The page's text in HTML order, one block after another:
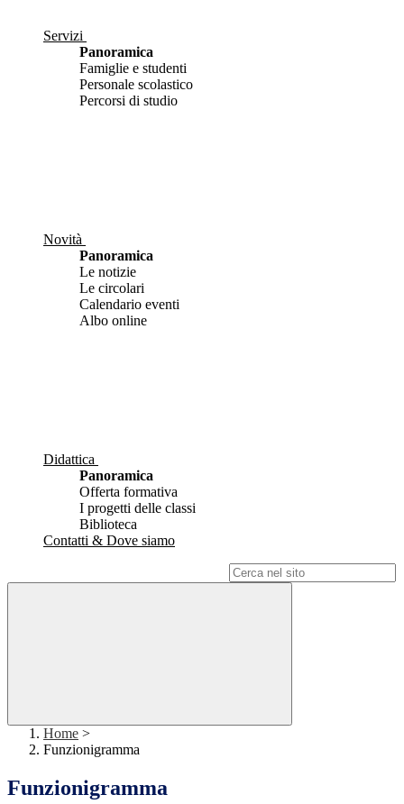
Servizi
Panoramica
Famiglie e studenti
Personale scolastico
Percorsi di studio
Novità
Panoramica
Le notizie
Le circolari
Calendario eventi
Albo online
Didattica
Panoramica
Offerta formativa
I progetti delle classi
Biblioteca
Contatti & Dove siamo
Home >
Funzionigramma
Funzionigramma